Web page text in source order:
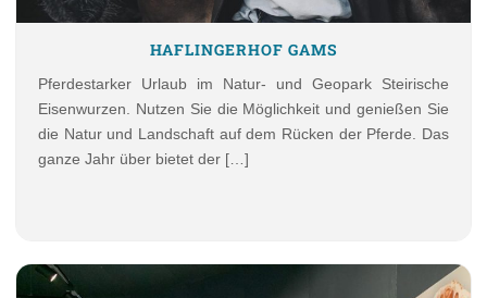
HAFLINGERHOF GAMS
Pferdestarker Urlaub im Natur- und Geopark Steirische
Eisenwurzen. Nutzen Sie die Möglichkeit und genießen Sie
die Natur und Landschaft auf dem Rücken der Pferde. Das
ganze Jahr über bietet der […]